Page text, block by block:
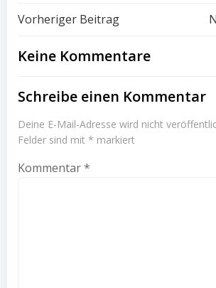
Vorheriger Beitrag
Keine Kommentare
Schreibe einen Kommentar
Deine E-Mail-Adresse wird nicht
Felder sind mit * markiert
Kommentar*